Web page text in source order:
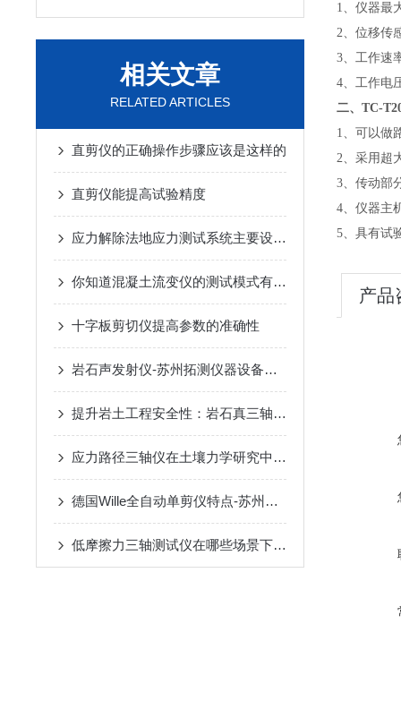
相关文章
RELATED ARTICLES
直剪仪的正确操作步骤应该是这样的
直剪仪能提高试验精度
应力解除法地应力测试系统主要设备技术参数
你知道混凝土流变仪的测试模式有哪些么
十字板剪切仪提高参数的准确性
岩石声发射仪-苏州拓测仪器设备有限公司
提升岩土工程安全性：岩石真三轴仪在土木工程中的重要作用
应力路径三轴仪在土壤力学研究中具有以下应用
德国Wille全自动单剪仪特点-苏州拓测仪器设备有限公司
低摩擦力三轴测试仪在哪些场景下应用比较广泛
1、仪器最
2、位移传
3、工作速
4、工作电
二、TC-
1、可以做
2、采用超
3、传动部
4、仪器主
5、具有试
产品